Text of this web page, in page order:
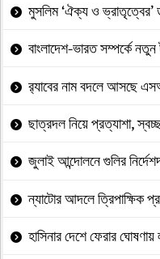
মুসলিম ‘ঐক্য ও ভ্রাতৃত্বের’
বাংলাদেশ-ভারত সম্পর্কে
র‍্যাবের নাম বদলে আসছে
ছাত্রদল নিয়ে প্রত্যাশা,
জুলাই আন্দোলনে গুলির
ন্যাটোর আদলে ত্রিপাক্ষিক
হাসিনার দেশে ফেরার ঘোষণায়